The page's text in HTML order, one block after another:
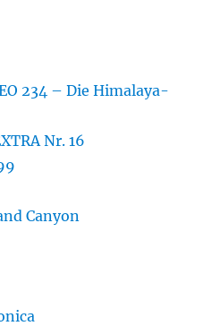
234 – Die Himalaya-
Nr. 16
Canyon